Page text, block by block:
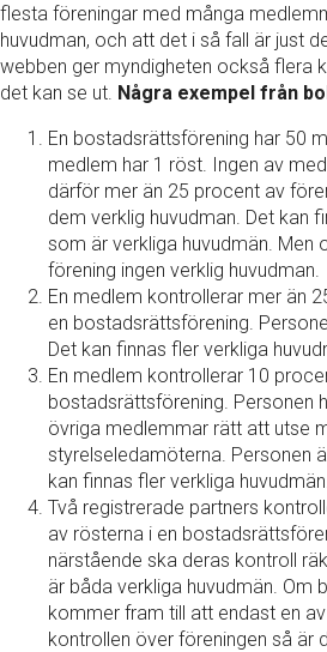
flesta föreningar med många
huvudman, och att det i så fall är just
webben ger myndigheten också flera
det kan se ut. Några exempel från
En bostadsrättsförening har 50
medlem har 1 röst. Ingen av
därför mer än 25 procent av
dem verklig huvudman. Det kan
som är verkliga huvudmän. Men
förening ingen verklig huvudman.
En medlem kontrollerar mer än
en bostadsrättsförening.
Det kan finnas fler verkliga
En medlem kontrollerar 10
bostadsrättsförening. Personen
övriga medlemmar rätt att utse
styrelseledamöterna. Personen
kan finnas fler verkliga huvudmän.
Två registrerade partners
av rösterna i en
närstående ska deras kontroll
är båda verkliga huvudmän. Om
kommer fram till att endast en
kontrollen över föreningen så är